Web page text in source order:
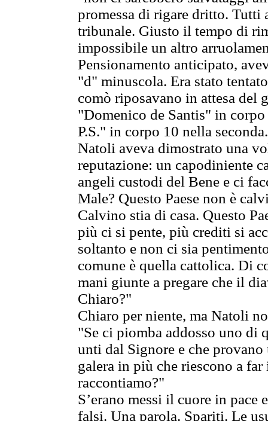
promessa di rigare dritto. Tutti
tribunale. Giusto il tempo di
impossibile un altro
Pensionamento anticipato,
"d" minuscola. Era stato
comò riposavano in attesa
"Domenico de Santis" in
P.S." in corpo 10 nella seconda.
Natoli aveva dimostrato una
reputazione: un capodiniente
angeli custodi del Bene e ci
Male? Questo Paese non è
Calvino stia di casa. Questo
più ci si pente, più crediti si
soltanto e non ci sia
comune è quella cattolica. Di
mani giunte a pregare che il
Chiaro?"
Chiaro per niente, ma Natoli
"Se ci piomba addosso uno di
unti dal Signore e che
galera in più che riescono a
raccontiamo?"
S’erano messi il cuore in
falsi. Una parola. Spariti. Le